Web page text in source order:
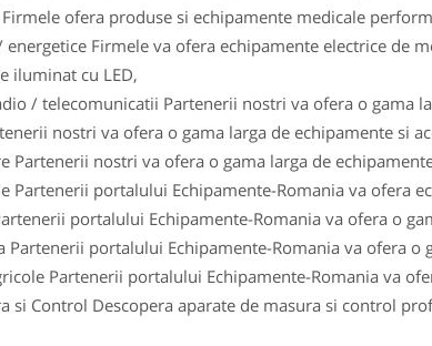
ofera produse si echipamente medicale
energetice Firmele va ofera echipamente electrice
iluminat cu LED,
/ telecomunicatii Partenerii nostri va ofera o gama
nostri va ofera o gama larga de echipamente si
Partenerii nostri va ofera o gama larga de
Partenerii portalului Echipamente-Romania va ofera
portalului Echipamente-Romania va ofera o
Partenerii portalului Echipamente-Romania va ofera
Partenerii portalului Echipamente-Romania va
si Control Descopera aparate de masura si control